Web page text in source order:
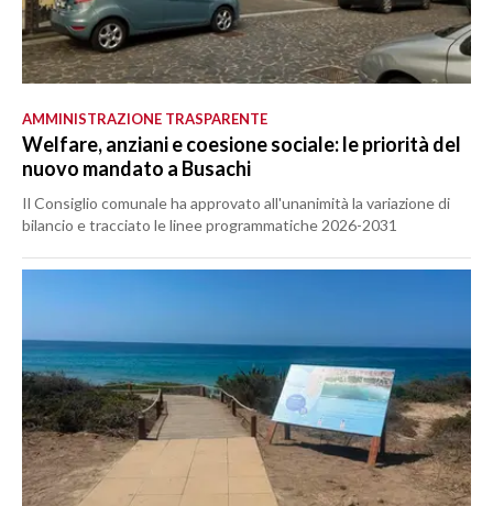
AMMINISTRAZIONE TRASPARENTE
Welfare, anziani e coesione sociale: le priorità del
nuovo mandato a Busachi
Il Consiglio comunale ha approvato all'unanimità la variazione di
bilancio e tracciato le linee programmatiche 2026-2031